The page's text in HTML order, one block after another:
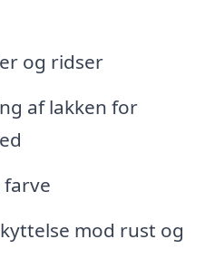
og ridser
af lakken for
mod rust og